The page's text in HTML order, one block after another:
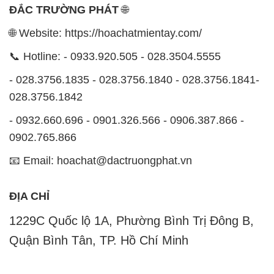
ĐẮC TRƯỜNG PHÁT🌐
🌐 Website: https://hoachatmientay.com/
📞 Hotline: - 0933.920.505 - 028.3504.5555
- 028.3756.1835 - 028.3756.1840 - 028.3756.1841-
028.3756.1842
- 0932.660.696 - 0901.326.566 - 0906.387.866 -
0902.765.866
📧 Email: hoachat@dactruongphat.vn
ĐỊA CHỈ
1229C Quốc lộ 1A, Phường Bình Trị Đông B,
Quận Bình Tân, TP. Hồ Chí Minh